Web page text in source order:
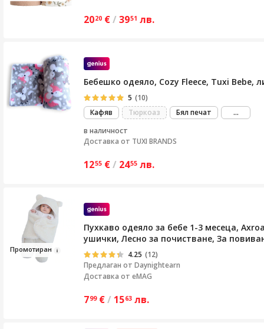
2020 €/ 3951 лв.
Бебешко одеяло, Cozy Fleece, Tuxi Bebe,
5 (10)
Кафяв
Тюркоаз Бял печат ...виж
в наличност
Доставка от TUXI BRANDS
1255 €/ 2455 лв.
Промотиран
Пухкаво одеяло за бебе 1-3 месеца,
ушички, Лесно за почистване, За
4.25 (12)
Предлаган от Daynightearn
Доставка от eMAG
799 €/ 1563 лв.